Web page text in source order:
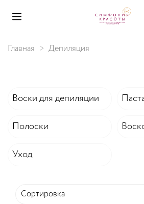
Главная Депиляция
Воски для депиляции
Полоски
Уход